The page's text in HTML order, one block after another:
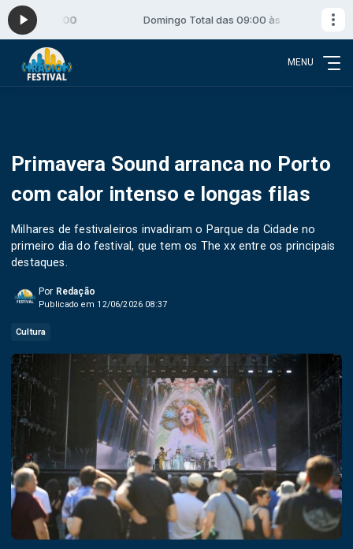
às 12:00 Domingo Total das 09:00 às 12:00
MENU
Primavera Sound arranca no Porto
com calor intenso e longas filas
Milhares de festivaleiros invadiram o Parque da Cidade no
primeiro dia do festival, que tem os The xx entre os principais
destaques.
Por Redação
Publicado em 12/06/2026 08:37
Cultura